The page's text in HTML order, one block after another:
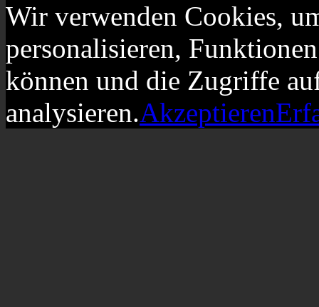
Wir verwenden Cookies,
personalisieren,
können und die Zugriffe
analysieren.Akzeptieren